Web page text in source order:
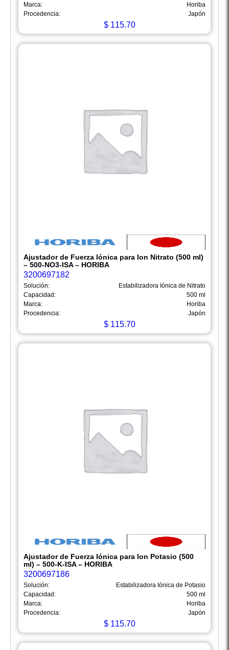
Marca:
Horiba
Procedencia:
Japón
$ 115.70
Ajustador de Fuerza Iónica para Ion Nitrato (500 ml)
– 500-NO3-ISA – HORIBA
3200697182
Solución:
Estabilizadora Iónica de Nitrato
Capacidad:
500 ml
Marca:
Horiba
Procedencia:
Japón
$ 115.70
Ajustador de Fuerza Iónica para Ion Potasio (500
ml) – 500-K-ISA – HORIBA
3200697186
Solución:
Estabilizadora Iónica de Potasio
Capacidad:
500 ml
Marca:
Horiba
Procedencia:
Japón
$ 115.70